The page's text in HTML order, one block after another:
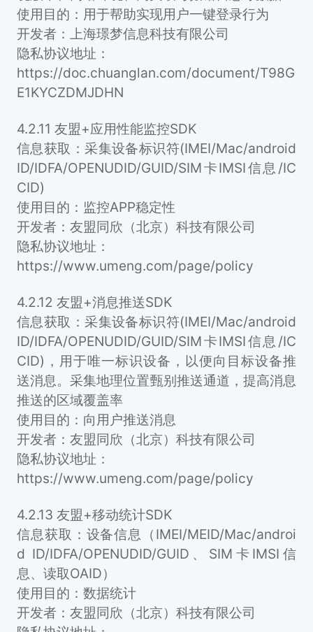
使用目的：用于帮助实现用户一键登录行为
开发者：上海璟梦信息科技有限公司
隐私协议地址：
https://doc.chuanglan.com/document/T98G
E1KYCZDMJDHN
4.2.11 友盟+应用性能监控SDK
信息获取：采集设备标识符(IMEI/Mac/android
ID/IDFA/OPENUDID/GUID/SIM卡IMSI信息/IC
CID)
使用目的：监控APP稳定性
开发者：友盟同欣（北京）科技有限公司
隐私协议地址：
https://www.umeng.com/page/policy
4.2.12 友盟+消息推送SDK
信息获取：采集设备标识符(IMEI/Mac/android
ID/IDFA/OPENUDID/GUID/SIM卡IMSI信息/IC
CID)，用于唯一标识设备，以便向目标设备推
送消息。采集地理位置甄别推送通道，提高消息
推送的区域覆盖率
使用目的：向用户推送消息
开发者：友盟同欣（北京）科技有限公司
隐私协议地址：
https://www.umeng.com/page/policy
4.2.13 友盟+移动统计SDK
信息获取：设备信息（IMEI/MEID/Mac/androi
d ID/IDFA/OPENUDID/GUID、SIM卡IMSI信
息、读取OAID）
使用目的：数据统计
开发者：友盟同欣（北京）科技有限公司